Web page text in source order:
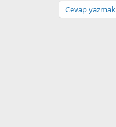
Cevap